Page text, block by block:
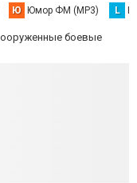
Ю Юмор ФМ (MP3) L
боевые